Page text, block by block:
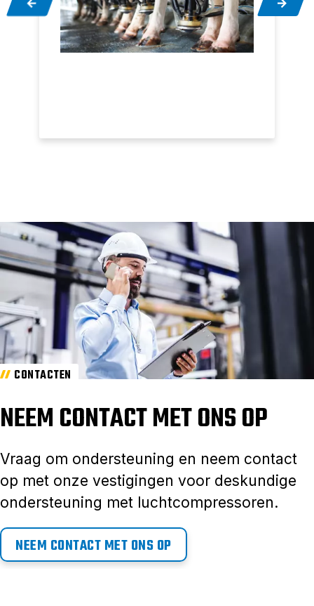
CONTACTEN
NEEM CONTACT MET ONS OP
Vraag om ondersteuning en neem contact
op met onze vestigingen voor deskundige
ondersteuning met luchtcompressoren.
NEEM CONTACT MET ONS OP